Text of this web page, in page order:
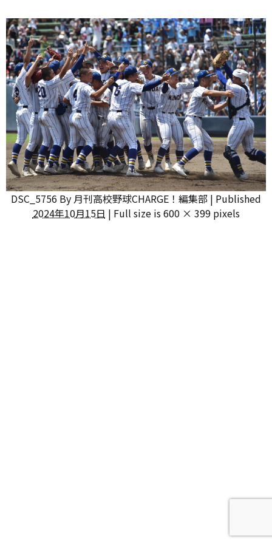
DSC_5756 By 月刊高校野球CHARGE！編集部 | Published
2024年10月15日 | Full size is 600 × 399pixels